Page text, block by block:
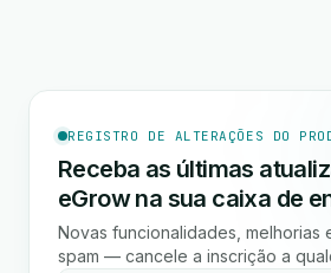
REGISTRO DE ALTERAÇÕES DO
Receba as últimas
eGrow na sua caixa de
Novas funcionalidades, melhorias
spam — cancele a inscrição a